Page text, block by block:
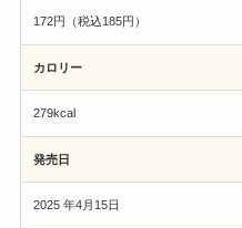
172円（税込185円）
カロリー
279kcal
発売日
2025 年4月15日